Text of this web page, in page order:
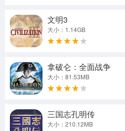
文明3
大小：1.14GB
拿破仑：全面战争
大小：81.53MB
三国志孔明传
大小：210.12MB